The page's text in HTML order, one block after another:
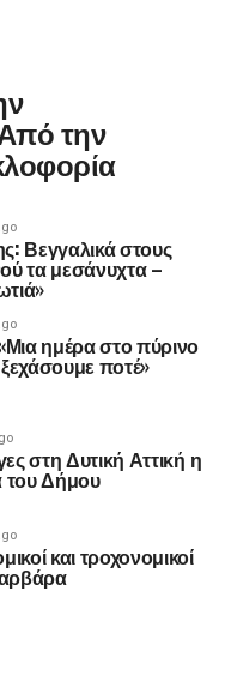
την
Βεγγαλικά στους
τα μεσάνυχτα –
ημέρα στο πύρινο
ποτέ»
στη Δυτική Αττική η
του Δήμου
και τροχονομικοί